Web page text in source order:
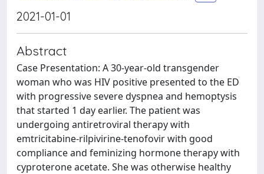
2021-01-01
Abstract
Case Presentation: A 30-year-old transgender
woman who was HIV positive presented to the ED
with progressive severe dyspnea and hemoptysis
that started 1 day earlier. The patient was
undergoing antiretroviral therapy with
emtricitabine-rilpivirine-tenofovir with good
compliance and feminizing hormone therapy with
cyproterone acetate. She was otherwise healthy